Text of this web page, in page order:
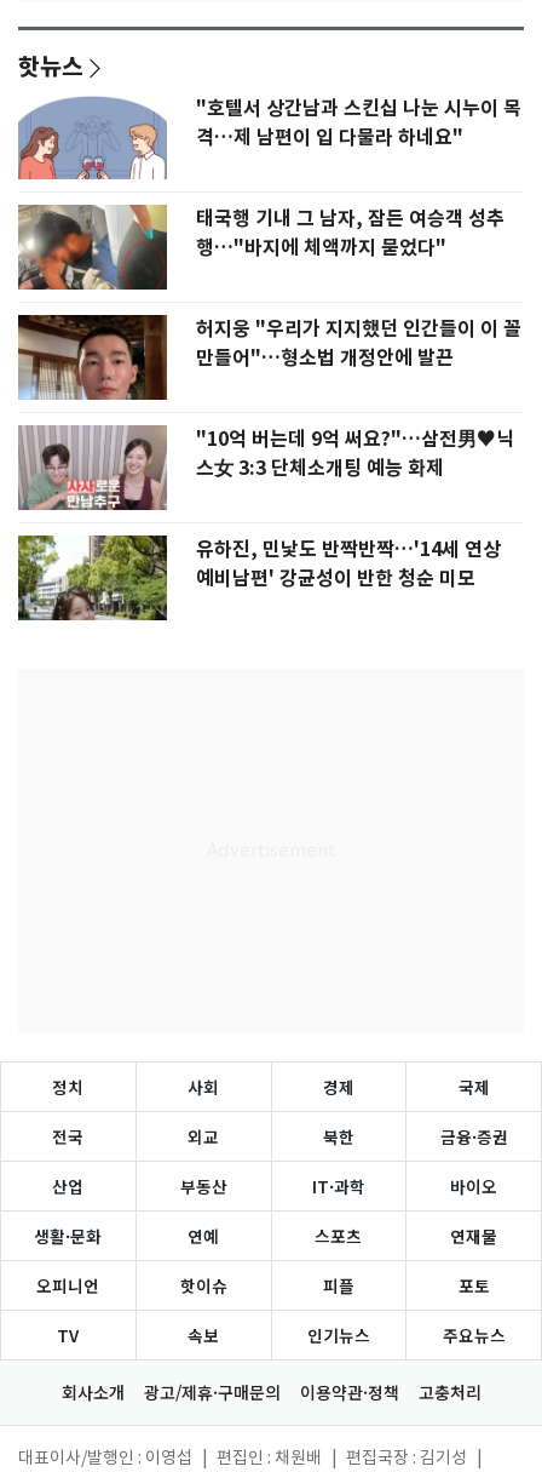
핫뉴스
"호텔서 상간남과 스킨십 나눈 시누이 목
격…제 남편이 입 다물라 하네요"
태국행 기내 그 남자, 잠든 여승객 성추
행…"바지에 체액까지 묻었다"
허지웅 "우리가 지지했던 인간들이 이 꼴
만들어"…형소법 개정안에 발끈
"10억 버는데 9억 써요?"…삼전男♥닉
스女 3:3 단체소개팅 예능 화제
유하진, 민낯도 반짝반짝…'14세 연상
예비남편' 강균성이 반한 청순 미모
정치 사회 경제 국제
전국 외교 북한 금융·증권
산업 부동산 IT·과학 바이오
생활·문화 연예 스포츠 연재물
오피니언 핫이슈 피플 포토
TV 속보 인기뉴스 주요뉴스
회사소개 광고/제휴·구매문의 이용약관·정책 고충처리
대표이사/발행인 : 이영섭 편집인 : 채원배 편집국장 : 김기성